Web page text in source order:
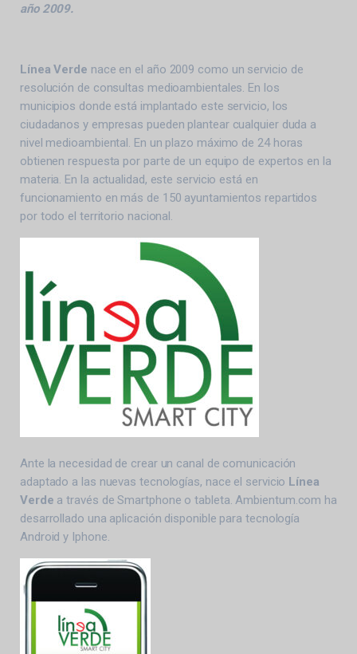
año 2009.
Línea Verde nace en el año 2009 como un servicio de
resolución de consultas medioambientales. En los
municipios donde está implantado este servicio, los
ciudadanos y empresas pueden plantear cualquier duda a
nivel medioambiental. En un plazo máximo de 24 horas
obtienen respuesta por parte de un equipo de expertos en la
materia. En la actualidad, este servicio está en
funcionamiento en más de 150 ayuntamientos repartidos
por todo el territorio nacional.
Ante la necesidad de crear un canal de comunicación
adaptado a las nuevas tecnologías, nace el servicio Línea
Verde a través de Smartphone o tableta. Ambientum.com ha
desarrollado una aplicación disponible para tecnología
Android y Iphone.